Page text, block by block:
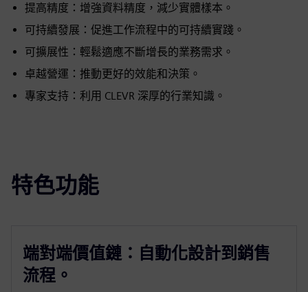
提高精度：增強資料精度，減少實體樣本。
可持續發展：促進工作流程中的可持續實踐。
可擴展性：輕鬆適應不斷增長的業務需求。
卓越營運：推動更好的效能和決策。
專家支持：利用 CLEVR 深厚的行業知識。
特色功能
端對端價值鏈：自動化設計到銷售
流程。